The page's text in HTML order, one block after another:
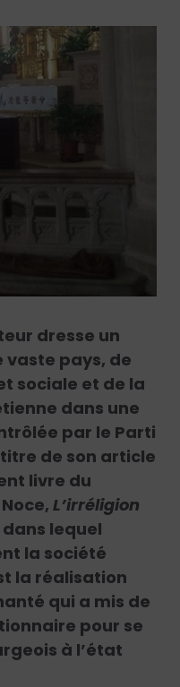
dresse un
pays, de
sociale et de la
dans une
par le Parti
de son article
livre du
L’irréligion
dans lequel
la société
la réalisation
qui a mis de
pour se
à l’état